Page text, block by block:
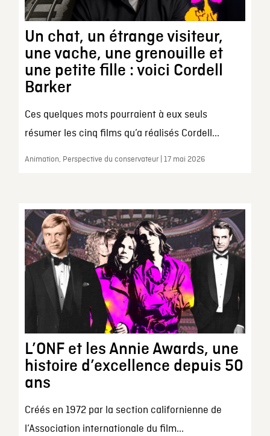
Un chat, un étrange visiteur,
une vache, une grenouille et
une petite fille : voici Cordell
Barker
Ces quelques mots pourraient à eux seuls
résumer les cinq films qu’a réalisés Cordell...
Animation, Perspective du conservateur | 17 mai 2026
L’ONF et les Annie Awards, une
histoire d’excellence depuis 50
ans
Créés en 1972 par la section californienne de
l’Association internationale du film...